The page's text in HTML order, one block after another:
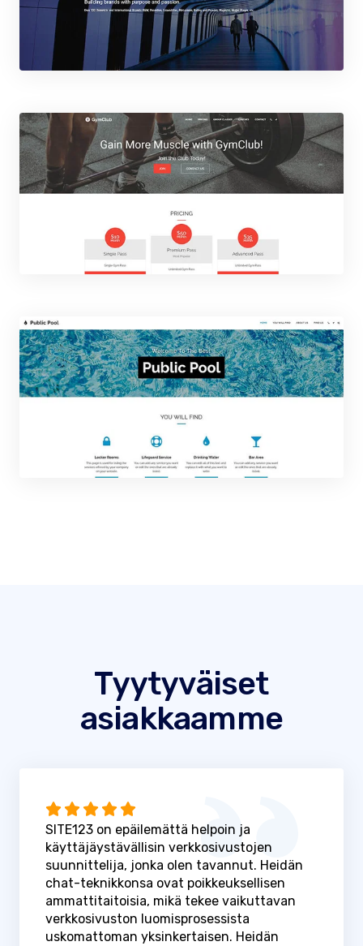
Tyytyväiset
asiakkaamme
SITE123 on epäilemättä helpoin ja
käyttäjäystävällisin verkkosivustojen
suunnittelija, jonka olen tavannut. Heidän
chat-teknikkonsa ovat poikkeuksellisen
ammattitaitoisia, mikä tekee vaikuttavan
verkkosivuston luomisprosessista
uskomattoman yksinkertaisen. Heidän